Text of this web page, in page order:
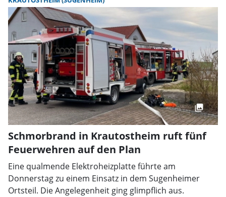
Schmorbrand in Krautostheim ruft fünf
Feuerwehren auf den Plan
Eine qualmende Elektroheizplatte führte am
Donnerstag zu einem Einsatz in dem Sugenheimer
Ortsteil. Die Angelegenheit ging glimpflich aus.